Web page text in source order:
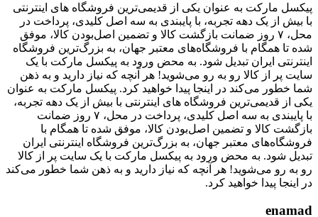
پیکسل مارکت به عنوان یکی از قدیمی‌ترین فروشگاه های اینترنتی
با بیش از یک دهه تجربه، با پایبندی به سه اصل کلیدی، پرداخت در
محل، ۷ روز ضمانت بازگشت کالا و تضمین اصل‌بودن کالا، موفق
شده تا همگام با فروشگاه‌های معتبر جهان، به بزرگ‌ترین فروشگاه
اینترنتی ایران تبدیل شود. به محض ورود به پیکسل مارکت با یک
سایت پر از کالا رو به رو می‌شوید! هر آنچه که نیاز دارید و به ذهن
شما خطور می‌کند در اینجا پیدا خواهید کرد. پیکسل مارکت به عنوان
یکی از قدیمی‌ترین فروشگاه های اینترنتی با بیش از یک دهه تجربه،
با پایبندی به سه اصل کلیدی، پرداخت در محل، ۷ روز ضمانت
بازگشت کالا و تضمین اصل‌بودن کالا، موفق شده تا همگام با
فروشگاه‌های معتبر جهان، به بزرگ‌ترین فروشگاه اینترنتی ایران
تبدیل شود. به محض ورود به پیکسل مارکت با یک سایت پر از کالا
رو به رو می‌شوید! هر آنچه که نیاز دارید و به ذهن شما خطور می‌کند
در اینجا پیدا خواهید کرد.
enamad